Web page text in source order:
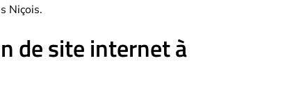
Niçois.
de site internet à